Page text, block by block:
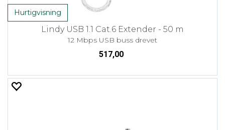
Hurtigvisning
Lindy USB 1.1 Cat.6 Extender - 50 m
12 Mbps USB buss drevet
517,00